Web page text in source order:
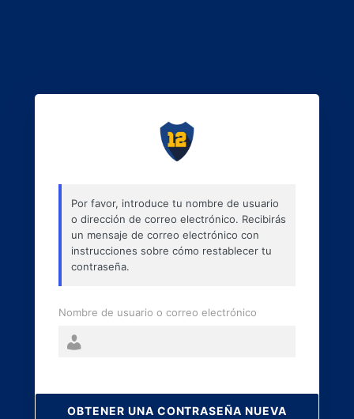
perdida
Por favor, introduce tu nombre de usuario
o dirección de correo electrónico. Recibirás
un mensaje de correo electrónico con
instrucciones sobre cómo restablecer tu
contraseña.
Nombre de usuario o correo electrónico